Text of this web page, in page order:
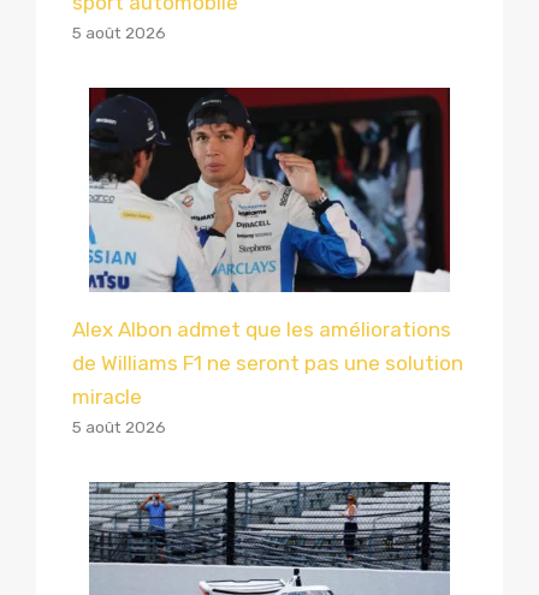
5 août 2026
Alex Albon admet que les améliorations
de Williams F1 ne seront pas une solution
miracle
5 août 2026